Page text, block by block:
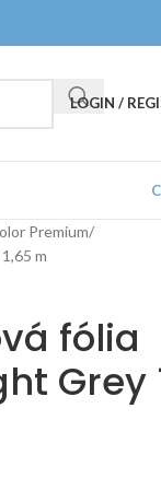
LOGIN /
Premium
m
fólia
Grey